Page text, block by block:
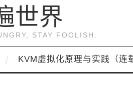
世界
STAY FOOLISH.
KVM虚拟化原理与实践（连